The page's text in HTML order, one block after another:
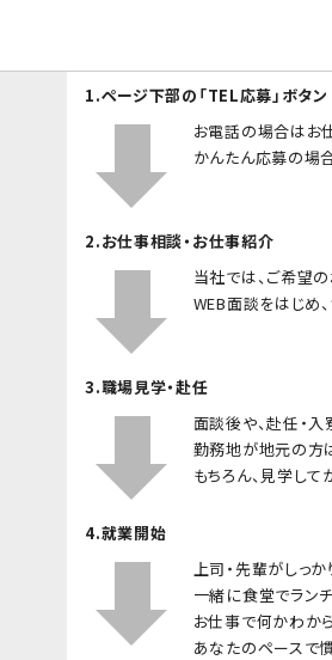
1.ページ下部の「TEL応募」ボタン
お電話の場合はお
かんたん応募の場
2.お仕事相談・お仕事紹介
当社では、ご希望
WEB面談をはじめ
3.職場見学・赴任
面談後や、赴任・
勤務地が地元の方
もちろん、見学し
4.就業開始
上司・先輩がしっか
一緒に食堂でラン
お仕事で何かわか
あなたのペースで